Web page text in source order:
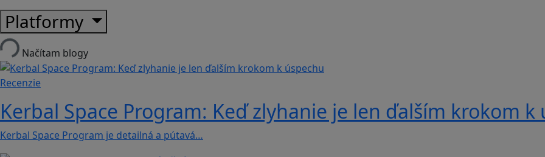
Platformy
Načítam blogy
Recenzie
Kerbal Space Program: Keď zlyhanie je len ďalším krokom k
Kerbal Space Program je detailná a pútavá…